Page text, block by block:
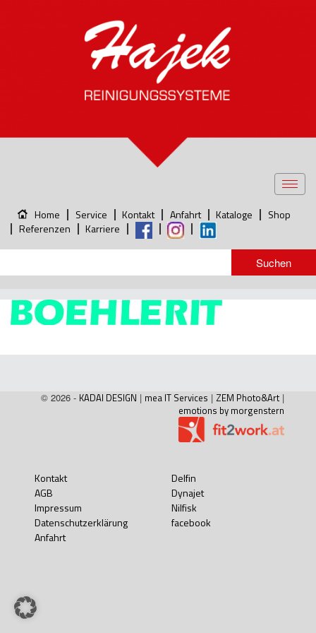
Home Service Kontakt Anfahrt Kataloge
Shop
Referenzen
Karriere
© 2026 - KADAI DESIGN | mea IT Services | ZEM Photo&Art |
emotions by morgenstern
Kontakt
AGB
Impressum
Datenschutzerklärung
Anfahrt
Delfin
Dynajet
Nilfisk
facebook